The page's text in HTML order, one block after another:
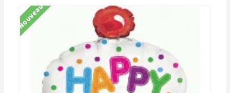
Nouveau